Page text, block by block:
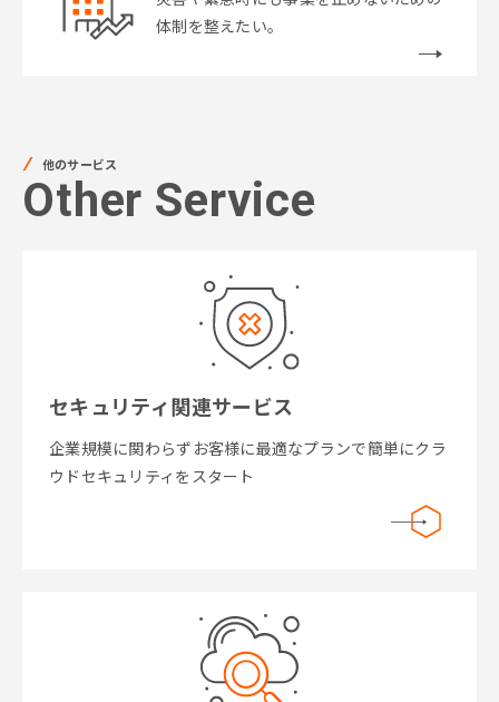
体制を整えたい。
他のサービス
Other Service
セキュリティ関連サービス
企業規模に関わらずお客様に最適なプランで簡単にクラ
ウドセキュリティをスタート